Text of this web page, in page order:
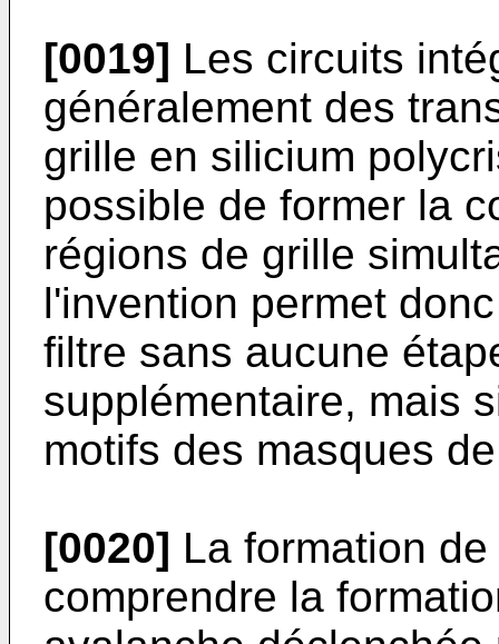
[0019] Les circuits
généralement des
grille en silicium
possible de former la
régions de grille
l'invention permet
filtre sans aucune
supplémentaire, mais
motifs des masques
[0020] La formation
comprendre la